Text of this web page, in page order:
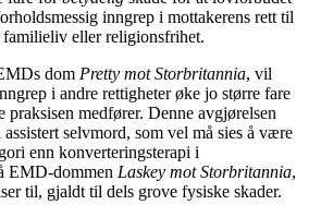
inngrep i mottakerens rett til
eller religionsfrihet.
dom Pretty mot Storbritannia, vil
i andre rettigheter øke jo større fare
praksisen medfører. Denne avgjørelsen
selvmord, som vel må sies å være
enn konverteringsterapi i
EMD-dommen Laskey mot Storbritannia,
til, gjaldt til dels grove fysiske skader.